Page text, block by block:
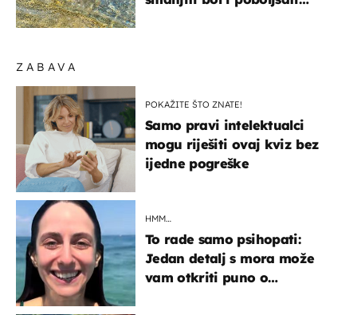
ZABAVA
POKAŽITE ŠTO ZNATE!
Samo pravi intelektualci
mogu riješiti ovaj kviz bez
ijedne pogreške
HMM…
To rade samo psihopati:
Jedan detalj s mora može
vam otkriti puno o